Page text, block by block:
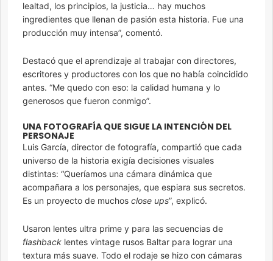
lealtad, los principios, la justicia… hay muchos
ingredientes que llenan de pasión esta historia. Fue una
producción muy intensa”, comentó.
Destacó que el aprendizaje al trabajar con directores,
escritores y productores con los que no había coincidido
antes. “Me quedo con eso: la calidad humana y lo
generosos que fueron conmigo”.
UNA FOTOGRAFÍA QUE SIGUE LA INTENCIÓN DEL
PERSONAJE
Luis García, director de fotografía, compartió que cada
universo de la historia exigía decisiones visuales
distintas: “Queríamos una cámara dinámica que
acompañara a los personajes, que espiara sus secretos.
Es un proyecto de muchos close ups”, explicó.
Usaron lentes ultra prime y para las secuencias de
flashback lentes vintage rusos Baltar para lograr una
textura más suave. Todo el rodaje se hizo con cámaras